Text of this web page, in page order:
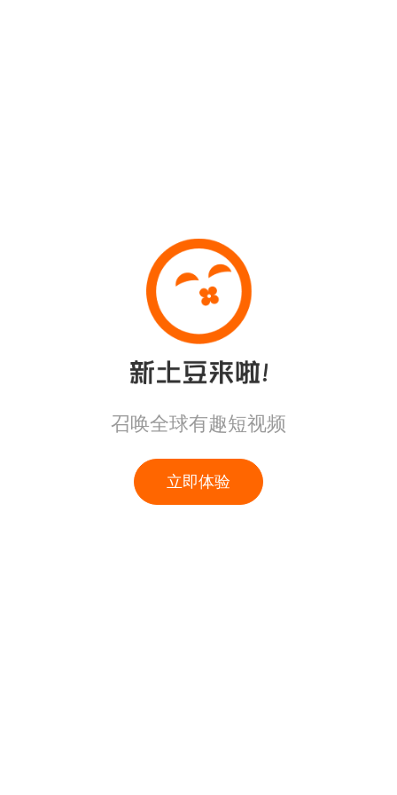
召唤全球有趣短视频
立即体验